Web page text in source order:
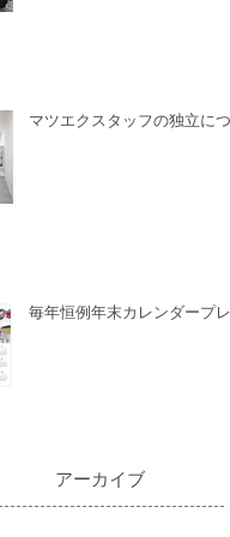
マツエクスタッフの独立に
毎年恒例年末カレンダープレ
​アーカイブ